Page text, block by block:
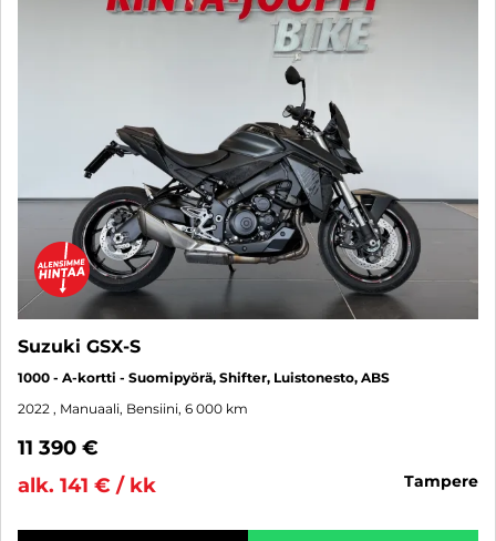
Suzuki GSX-S
1000 - A-kortti - Suomipyörä, Shifter, Luistonesto, ABS
2022 , Manuaali, Bensiini, 6 000 km
11 390 €
alk. 141 € / kk
tampere